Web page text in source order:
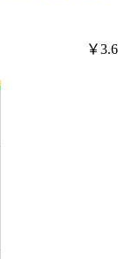
￥3.6